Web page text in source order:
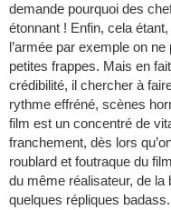
demande pourquoi des
étonnant ! Enfin, cela
l’armée par exemple on
petites frappes. Mais en
crédibilité, il chercher à
rythme effréné, scènes
film est un concentré de
franchement, dès lors
roublard et foutraque du
du même réalisateur, de la
quelques répliques badass.